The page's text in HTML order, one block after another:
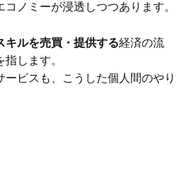
ノミーが浸透しつつあります。
キルを売買・提供する経済の流
します。
ービスも、こうした個人間のやり